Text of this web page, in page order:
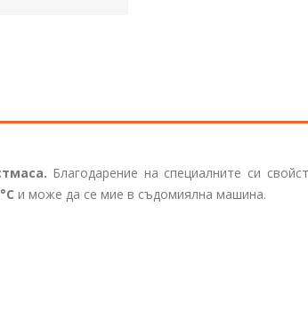
Благодарение на специалните си
и може да се мие в съдомиялна машина.